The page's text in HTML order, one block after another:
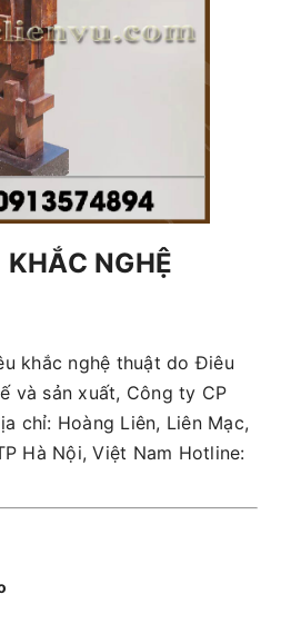
NGHỆ
khắc nghệ thuật do Điêu
và sản xuất, Công ty CP
chỉ: Hoàng Liên, Liên Mạc,
Hà Nội, Việt Nam Hotline: